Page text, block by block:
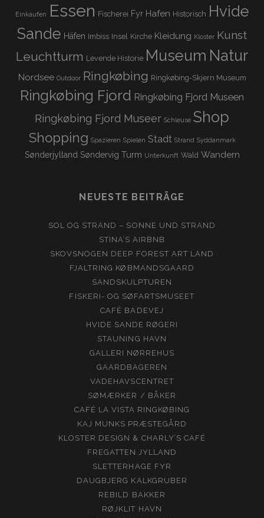
Einkaufen Essen Fischerei Fyr Hafen Historisch Hvide
Sande Häfen Imbiss Insel Kirche Kleidung Kloster Kunst
Leuchtturm Levende Historie Museum Natur
Nordsee Outdoor Ringkøbing Ringkøbing-Skjern Museum
Ringkøbing Fjord Ringkøbing Fjord Museen
Ringkøbing Fjord Museer Schleuse Shop
Shopping Spazieren Spielen Stadt Strand Syddanmark
Sønderjylland Søndervig Turm Unterkunft Wald Wandern
NEUESTE BEITRÄGE
SOL OG STRAND – SONNE UND STRAND
STINA’S AIRBNB
SKOVSNOGEN DEEP FOREST ART LAND
FJALTRING KØBMANDSGAARD
SANDSKULPTUREN
FISKERI- OG SØFARTSMUSEET
CAFÉ BADEVEJ
HVIDE SANDE RØGERI
STAUNING HAVN
GALLERI NØRREHUS
GAARDBAGEREN
VADEHAVSCENTRET
SØMÆRKER / BÅKER
CAFÉ LA VISTA RINGKØBING
KAJ MUNKS PRÆSTEGÅRD
KLOSTER DESIGN & CHARLY’S CAFÉ
FREGATTEN JYLLAND
SLETTERHAGE FYR
DAUGBJERG KALKGRUBER
REBILD BAKKER
RØJKLIT HAVN